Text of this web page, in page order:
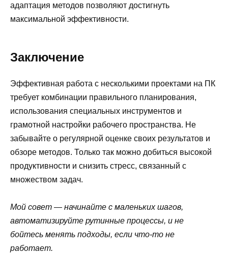
адаптация методов позволяют достигнуть
максимальной эффективности.
Заключение
Эффективная работа с несколькими проектами на ПК
требует комбинации правильного планирования,
использования специальных инструментов и
грамотной настройки рабочего пространства. Не
забывайте о регулярной оценке своих результатов и
обзоре методов. Только так можно добиться высокой
продуктивности и снизить стресс, связанный с
множеством задач.
Мой совет — начинайте с маленьких шагов,
автоматизируйте рутинные процессы, и не
бойтесь менять подходы, если что-то не
работает.